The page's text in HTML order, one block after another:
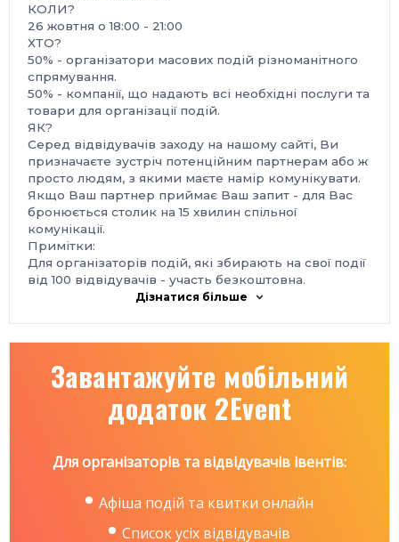
КОЛИ?
26 жовтня о 18:00 - 21:00
ХТО?
50% - організатори масових подій різноманітного
спрямування.
50% - компанії, що надають всі необхідні послуги та
товари для організації подій.
ЯК?
Серед відвідувачів заходу на нашому сайті, Ви
призначаєте зустріч потенційним партнерам або ж
просто людям, з якими маєте намір комунікувати.
Якщо Ваш партнер приймає Ваш запит - для Вас
бронюється столик на 15 хвилин спільної
комунікації.
Примітки:
Для організаторів подій, які збирають на свої події
від 100 відвідувачів - участь безкоштовна.
Зверніться до організаторів за промо-кодом.
інших містах:
Варшава - 20 вересня -
https://2event.com/ru/events/1416183
https://2event.com/uk/events/1446255
Київ - 25 вересня -
Харків - 24 жовтня -
https://2event.com/uk/events/1477274
Дніпро - 25 жовтня -
Дізнатися більше
Завантажуйте мобільний
додаток 2Event
Для організаторів та відвідувачів івентів:
Афіша подій та квитки онлайн
Список усіх відвідувачів